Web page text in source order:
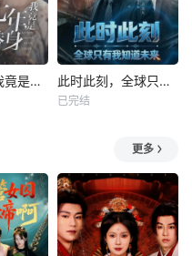
结婚七年，我竟是老公小青梅的替身 此时此刻，全球只有我知道未来
已完结
更多